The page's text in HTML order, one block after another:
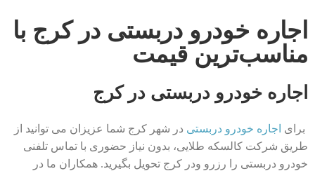
اجاره خودرو دربستی در کرج با
مناسب‌ترین قیمت
اجاره خودرو دربستی در کرج
برای اجاره خودرو دربستی در شهر کرج شما عزیزان می توانید از
طریق شرکت کالسکه طلایی، بدون نیاز حضوری با تماس تلفنی
خودرو دربستی را رزرو ودر کرج تحویل بگیرید. همکاران ما در